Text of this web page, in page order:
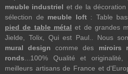
meuble industriel et de la
sélection de meuble loft: Table
pied de table métal et de grandes
Jielde, Tolix, Qui est Paul.. Nous
mural design comme des miroirs
ronds ...100% Qualité et
meilleurs artisans de France et